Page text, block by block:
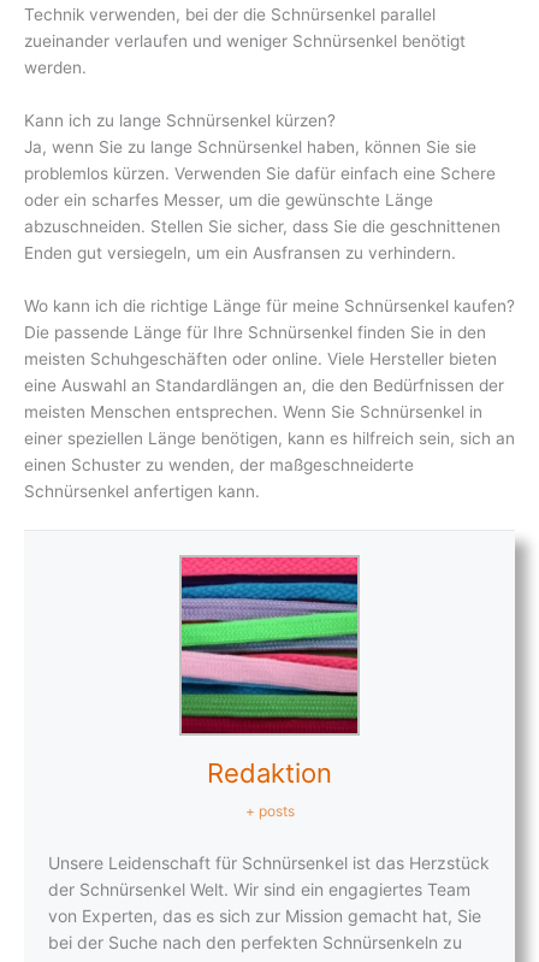
Technik verwenden, bei der die Schnürsenkel parallel
zueinander verlaufen und weniger Schnürsenkel benötigt
werden.
Kann ich zu lange Schnürsenkel kürzen?
Ja, wenn Sie zu lange Schnürsenkel haben, können Sie sie
problemlos kürzen. Verwenden Sie dafür einfach eine Schere
oder ein scharfes Messer, um die gewünschte Länge
abzuschneiden. Stellen Sie sicher, dass Sie die geschnittenen
Enden gut versiegeln, um ein Ausfransen zu verhindern.
Wo kann ich die richtige Länge für meine Schnürsenkel kaufen?
Die passende Länge für Ihre Schnürsenkel finden Sie in den
meisten Schuhgeschäften oder online. Viele Hersteller bieten
eine Auswahl an Standardlängen an, die den Bedürfnissen der
meisten Menschen entsprechen. Wenn Sie Schnürsenkel in
einer speziellen Länge benötigen, kann es hilfreich sein, sich an
einen Schuster zu wenden, der maßgeschneiderte
Schnürsenkel anfertigen kann.
Redaktion
+ posts
Unsere Leidenschaft für Schnürsenkel ist das Herzstück
der Schnürsenkel Welt. Wir sind ein engagiertes Team
von Experten, das es sich zur Mission gemacht hat, Sie
bei der Suche nach den perfekten Schnürsenkeln zu